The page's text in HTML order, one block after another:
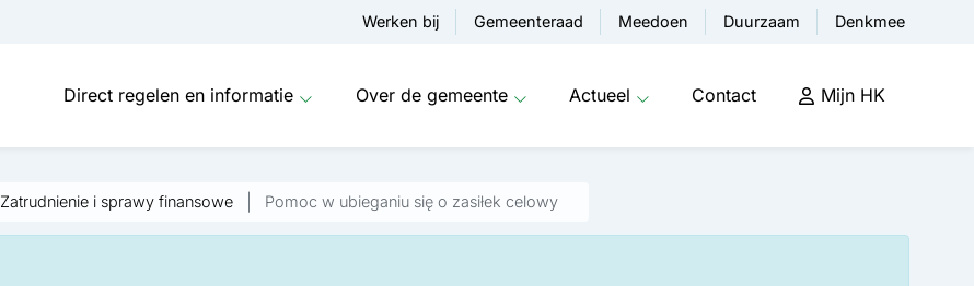
Werken bij Gemeenteraad Meedoen Duurzaam Denkmee
Direct regelen en informatie Over de gemeente Actueel Contact Mijn HK
Zatrudnienie i sprawy finansowe Pomoc w ubieganiu się o zasiłek celowy